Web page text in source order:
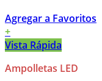
Agregar a Favoritos
+
Vista Rápida
Ampolletas LED